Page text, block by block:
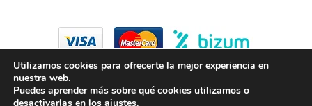
© 2024 by coffice madrid
Utilizamos cookies para ofrecerte la mejor experiencia en
nuestra web.
Puedes aprender más sobre qué cookies utilizamos o
desactivarlas en los ajustes.